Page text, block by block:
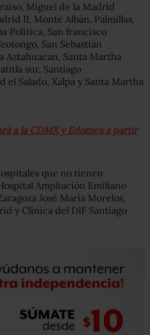
Miguel de la Madrid
II, Monte Albán, Palmillas,
Política, San francisco
San Sebastián
Aztahuacan, Santa Martha
sur, Santiago
el Salado, Xalpa y Santa Martha
a la CDMX y Edomex a partir
que no tienen
Ampliación Emiliano
José María Morelos,
y Clínica del DIF Santiago